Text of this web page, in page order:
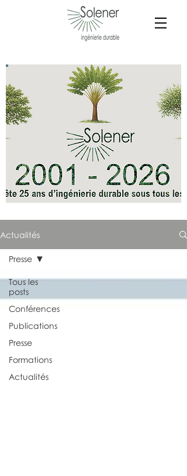
Actualités
Tous les
posts
Conférences
Publications
Presse
Formations
Actualités
Presse